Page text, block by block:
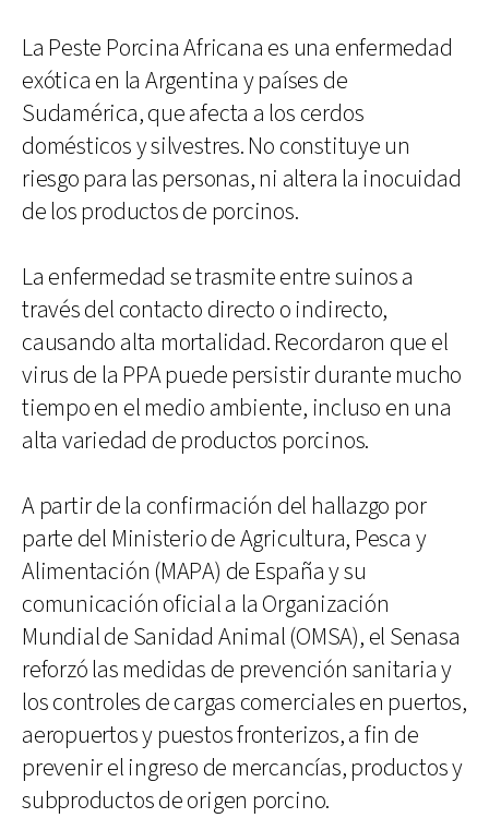
La Peste Porcina Africana es una enfermedad
exótica en la Argentina y países de
Sudamérica, que afecta a los cerdos
domésticos y silvestres. No constituye un
riesgo para las personas, ni altera la inocuidad
de los productos de porcinos.
La enfermedad se trasmite entre suinos a
través del contacto directo o indirecto,
causando alta mortalidad. Recordaron que el
virus de la PPA puede persistir durante mucho
tiempo en el medio ambiente, incluso en una
alta variedad de productos porcinos.
A partir de la confirmación del hallazgo por
parte del Ministerio de Agricultura, Pesca y
Alimentación (MAPA) de España y su
comunicación oficial a la Organización
Mundial de Sanidad Animal (OMSA), el Senasa
reforzó las medidas de prevención sanitaria y
los controles de cargas comerciales en puertos,
aeropuertos y puestos fronterizos, a fin de
prevenir el ingreso de mercancías, productos y
subproductos de origen porcino.